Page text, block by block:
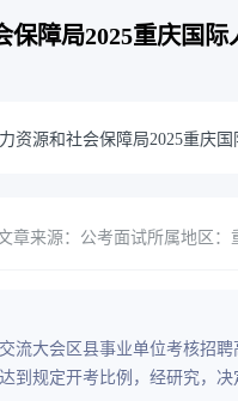
保障局2025重庆国
资源和社会保障局2025重庆
章来源：公考面试所属地区：
流大会区县事业单位考核招
到规定开考比例，经研究，